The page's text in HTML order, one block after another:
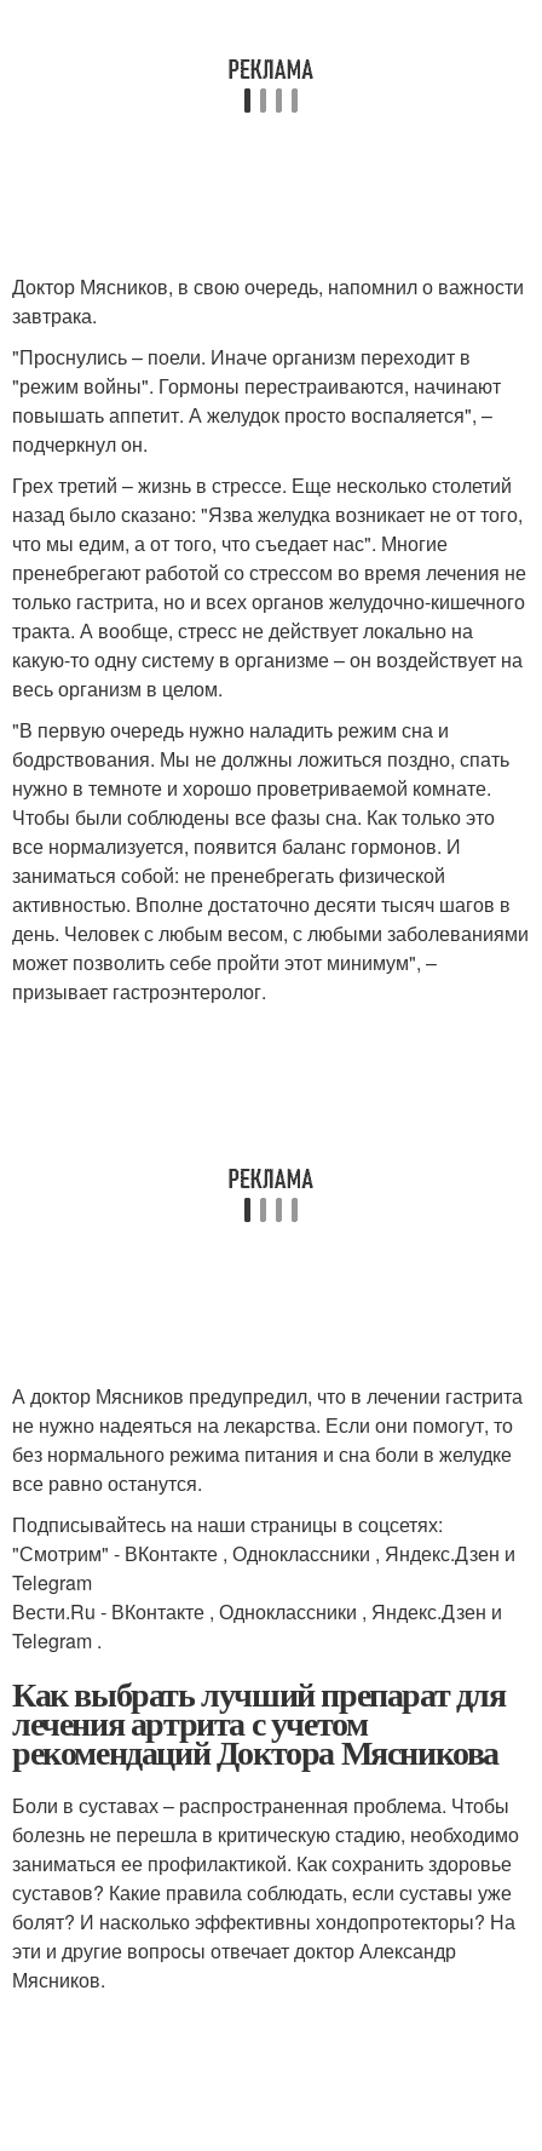
Доктор Мясников, в свою очередь, напомнил о важности
завтрака.
"Проснулись – поели. Иначе организм переходит в
"режим войны". Гормоны перестраиваются, начинают
повышать аппетит. А желудок просто воспаляется", –
подчеркнул он.
Грех третий – жизнь в стрессе. Еще несколько столетий
назад было сказано: "Язва желудка возникает не от того,
что мы едим, а от того, что съедает нас". Многие
пренебрегают работой со стрессом во время лечения не
только гастрита, но и всех органов желудочно-кишечного
тракта. А вообще, стресс не действует локально на
какую-то одну систему в организме – он воздействует на
весь организм в целом.
"В первую очередь нужно наладить режим сна и
бодрствования. Мы не должны ложиться поздно, спать
нужно в темноте и хорошо проветриваемой комнате.
Чтобы были соблюдены все фазы сна. Как только это
все нормализуется, появится баланс гормонов. И
заниматься собой: не пренебрегать физической
активностью. Вполне достаточно десяти тысяч шагов в
день. Человек с любым весом, с любыми заболеваниями
может позволить себе пройти этот минимум", –
призывает гастроэнтеролог.
А доктор Мясников предупредил, что в лечении гастрита
не нужно надеяться на лекарства. Если они помогут, то
без нормального режима питания и сна боли в желудке
все равно останутся.
Подписывайтесь на наши страницы в соцсетях:
"Смотрим" ‐ ВКонтакте , Одноклассники , Яндекс.Дзен и
Telegram
Вести.Ru ‐ ВКонтакте , Одноклассники , Яндекс.Дзен и
Telegram .
Как выбрать лучший препарат для
лечения артрита с учетом
рекомендаций Доктора Мясникова
Боли в суставах – распространенная проблема. Чтобы
болезнь не перешла в критическую стадию, необходимо
заниматься ее профилактикой. Как сохранить здоровье
суставов? Какие правила соблюдать, если суставы уже
болят? И насколько эффективны хондопротекторы? На
эти и другие вопросы отвечает доктор Александр
Мясников.